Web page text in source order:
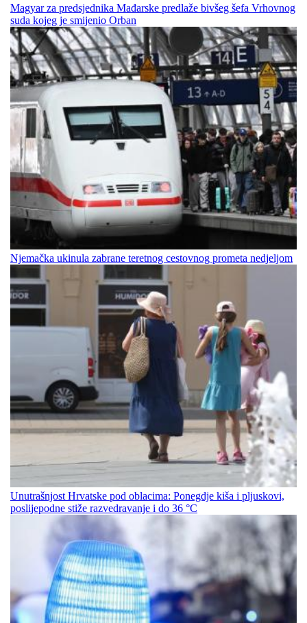
Magyar za predsjednika Mađarske predlaže bivšeg šefa Vrhovnog
suda kojeg je smijenio Orban
Njemačka ukinula zabrane teretnog cestovnog prometa nedjeljom
Unutrašnjost Hrvatske pod oblacima: Ponegdje kiša i pljuskovi,
poslijepodne stiže razvedravanje i do 36 °C